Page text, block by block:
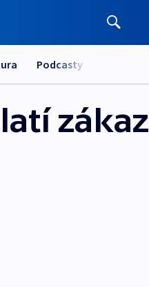
Podcasty
zákaz